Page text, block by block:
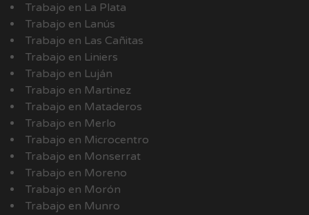
Trabajo en La Plata
Trabajo en Lanús
Trabajo en Las Cañitas
Trabajo en Liniers
Trabajo en Luján
Trabajo en Martinez
Trabajo en Mataderos
Trabajo en Merlo
Trabajo en Microcentro
Trabajo en Monserrat
Trabajo en Moreno
Trabajo en Morón
Trabajo en Munro